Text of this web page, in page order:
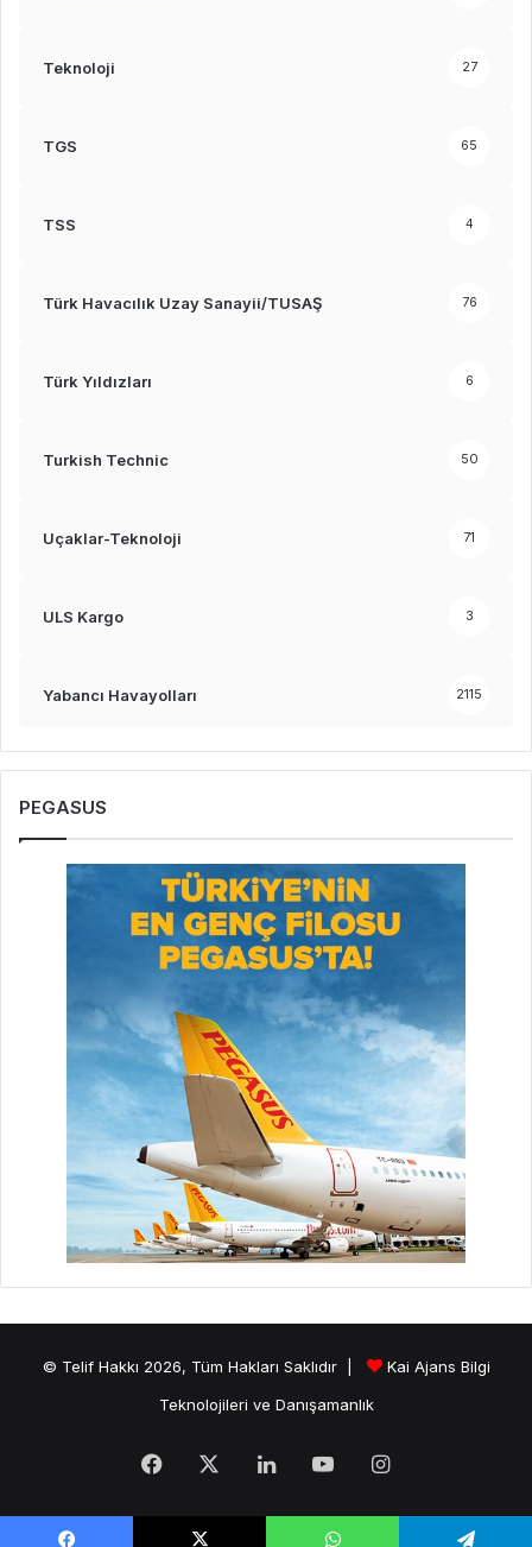
Teknoloji 27
TGS 65
TSS 4
Türk Havacılık Uzay Sanayii/TUSAŞ 76
Türk Yıldızları 6
Turkish Technic 50
Uçaklar-Teknoloji 71
ULS Kargo 3
Yabancı Havayolları 2115
PEGASUS
© Telif Hakkı 2026, Tüm Hakları Saklıdır |
Kai Ajans Bilgi
Teknolojileri ve Danışamanlık
Facebook LinkedInYouTubeInstagram